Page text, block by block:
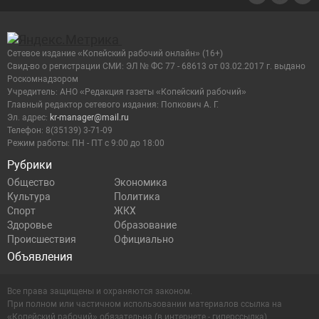
Рубрики
Общество
Экономика
Культура
Политика
Спорт
ЖКХ
Здоровье
Образование
Происшествия
Официально
Объявления
Сетевое издание «Копейский рабочий онлайн» (16+)
Cвид-во о регистрации СМИ: ЭЛ № ФС 77 - 68613 от 03.02.2017 г. выдано
Роскомнадзором
Учредитель: АНО «Редакция газеты «Копейский рабочий»
Главный редактор сетевого издания: Попкович А. Г.
Эл. адрес: kr-manager@mail.ru
Телефон: 8(35139) 3-71-09
Режим работы: ПН - ПТ с 9:00 до 18:00
Все права защищены и охраняются законом.
При полном или частичном использовании материалов ссылка на
«Копейский рабочий» обязательна (в интернете - гиперссылка).